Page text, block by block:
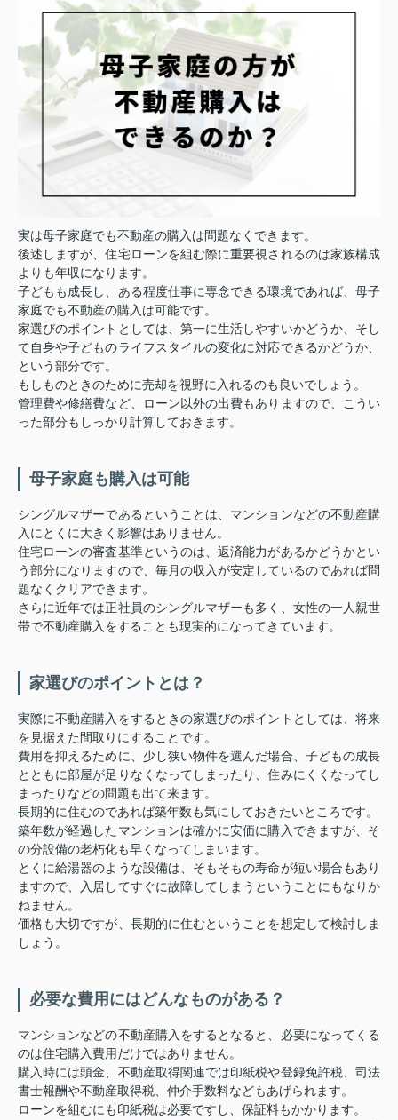
実は母子家庭でも不動産の購入は問題なくできます。
後述しますが、住宅ローンを組む際に重要視されるのは家族構成
よりも年収になります。
子どもも成長し、ある程度仕事に専念できる環境であれば、母子
家庭でも不動産の購入は可能です。
家選びのポイントとしては、第一に生活しやすいかどうか、そし
て自身や子どものライフスタイルの変化に対応できるかどうか、
という部分です。
もしものときのために売却を視野に入れるのも良いでしょう。
管理費や修繕費など、ローン以外の出費もありますので、こうい
った部分もしっかり計算しておきます。
母子家庭も購入は可能
シングルマザーであるということは、マンションなどの不動産購
入にとくに大きく影響はありません。
住宅ローンの審査基準というのは、返済能力があるかどうかとい
う部分になりますので、毎月の収入が安定しているのであれば問
題なくクリアできます。
さらに近年では正社員のシングルマザーも多く、女性の一人親世
帯で不動産購入をすることも現実的になってきています。
家選びのポイントとは？
実際に不動産購入をするときの家選びのポイントとしては、将来
を見据えた間取りにすることです。
費用を抑えるために、少し狭い物件を選んだ場合、子どもの成長
とともに部屋が足りなくなってしまったり、住みにくくなってし
まったりなどの問題も出て来ます。
長期的に住むのであれば築年数も気にしておきたいところです。
築年数が経過したマンションは確かに安価に購入できますが、そ
の分設備の老朽化も早くなってしまいます。
とくに給湯器のような設備は、そもそもの寿命が短い場合もあり
ますので、入居してすぐに故障してしまうということにもなりか
ねません。
価格も大切ですが、長期的に住むということを想定して検討しま
しょう。
必要な費用にはどんなものがある？
マンションなどの不動産購入をするとなると、必要になってくる
のは住宅購入費用だけではありません。
購入時には頭金、不動産取得関連では印紙税や登録免許税、司法
書士報酬や不動産取得税、仲介手数料などもあげられます。
ローンを組むにも印紙税は必要ですし、保証料もかかります。